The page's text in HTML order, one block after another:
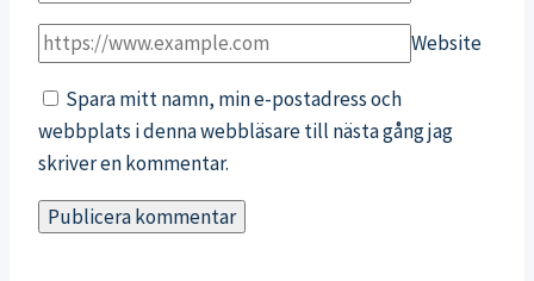
Website
Spara mitt namn, min e-postadress och
webbplats i denna webbläsare till nästa gång jag
skriver en kommentar.